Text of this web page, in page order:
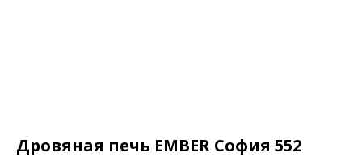
Дровяная печь EMBER София 552